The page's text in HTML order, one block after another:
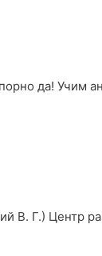
да! Учим
В. Г.) Центр